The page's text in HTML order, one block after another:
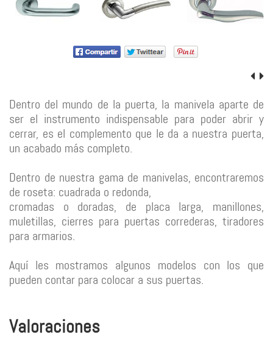
Dentro del mundo de la puerta, la manivela aparte de
ser el instrumento indispensable para poder abrir y
cerrar, es el complemento que le da a nuestra puerta,
un acabado más completo.
Dentro de nuestra gama de manivelas, encontraremos
de roseta: cuadrada o redonda,
cromadas o doradas, de placa larga, manillones,
muletillas, cierres para puertas correderas, tiradores
para armarios.
Aquí les mostramos algunos modelos con los que
pueden contar para colocar a sus puertas.
Valoraciones